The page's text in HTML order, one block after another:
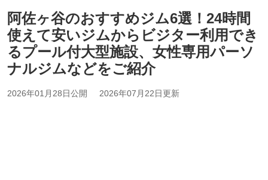
阿佐ヶ谷のおすすめジム6選！24時間
使えて安いジムからビジター利用でき
るプール付大型施設、女性専用パーソ
ナルジムなどをご紹介
2026年01月28日公開 2026年07月22日更新